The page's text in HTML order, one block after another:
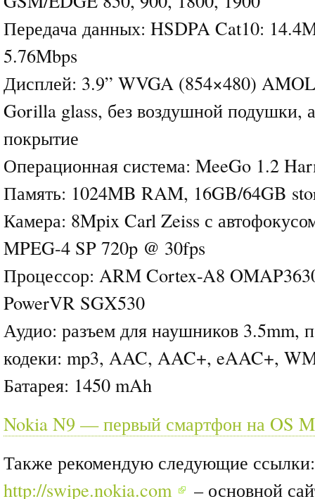
Передача данных: HSDPA Cat10:
5.76Mbps
Дисплей: 3.9” WVGA (854×480)
Gorilla glass, без воздушной подушки,
покрытие
Операционная система: MeeGo 1.2
Память: 1024MB RAM, 16GB/64GB
Камера: 8Mpix Carl Zeiss с
MPEG-4 SP 720p @ 30fps
Процессор: ARM Cortex-A8
PowerVR SGX530
Аудио: разъем для наушников 3.5mm,
кодеки: mp3, AAC, AAC+, eAAC+,
Батарея: 1450 mAh
Nokia N9 — первый смартфон на OS
Также рекомендую следующие ссылки:
http://swipe.nokia.com
– основной